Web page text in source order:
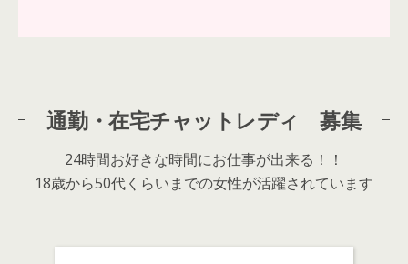
通勤・在宅チャットレディ 募集
24時間お好きな時間にお仕事が出来る！！
18歳から50代くらいまでの女性が活躍されています